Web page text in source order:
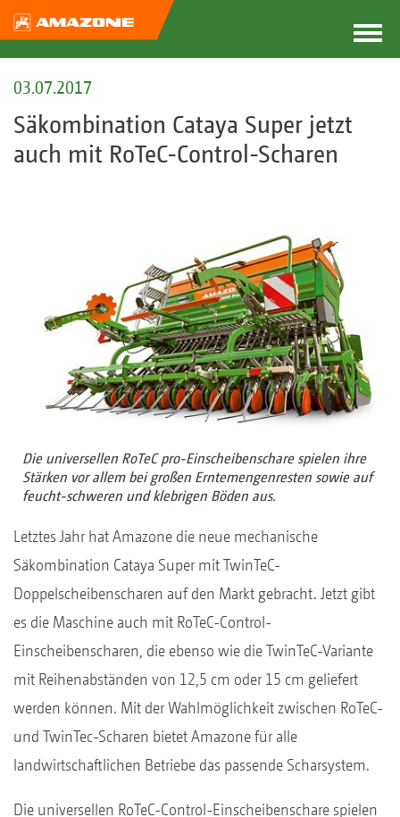
03.07.2017
Säkombination Cataya Super jetzt
auch mit RoTeC-Control-Scharen
Die universellen RoTeC pro-Einscheibenschare spielen ihre
Stärken vor allem bei großen Erntemengenresten sowie auf
feucht-schweren und klebrigen Böden aus.
Letztes Jahr hat Amazone die neue mechanische
Säkombination Cataya Super mit TwinTeC-
Doppelscheibenscharen auf den Markt gebracht. Jetzt gibt
es die Maschine auch mit RoTeC-Control-
Einscheibenscharen, die ebenso wie die TwinTeC-Variante
mit Reihenabständen von 12,5 cm oder 15 cm geliefert
werden können. Mit der Wahlmöglichkeit zwischen RoTeC-
und TwinTec-Scharen bietet Amazone für alle
landwirtschaftlichen Betriebe das passende Scharsystem.
Die universellen RoTeC-Control-Einscheibenschare spielen